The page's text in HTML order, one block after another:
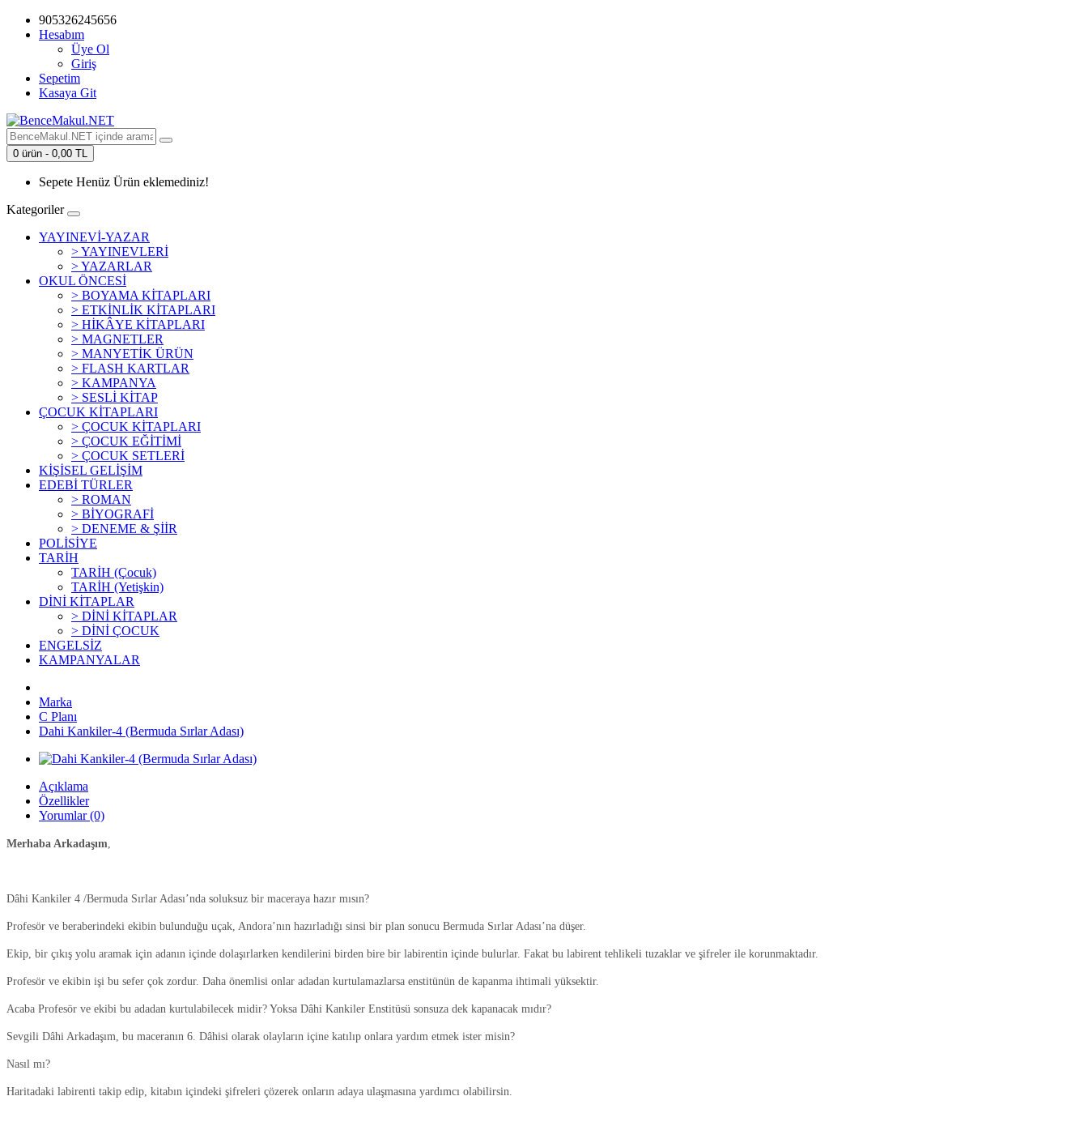
905326245656
Hesabım
Üye Ol
Giriş
Sepetim
Kasaya Git
0 ürün - 0,00 TL
Sepete Henüz Ürün eklemediniz!
Kategoriler
YAYINEVİ-YAZAR
> YAYINEVLERİ
> YAZARLAR
OKUL ÖNCESİ
> BOYAMA KİTAPLARI
> ETKİNLİK KİTAPLARI
> HİKÂYE KİTAPLARI
> MAGNETLER
> MANYETİK ÜRÜN
> FLASH KARTLAR
> KAMPANYA
> SESLİ KİTAP
ÇOCUK KİTAPLARI
> ÇOCUK KİTAPLARI
> ÇOCUK EĞİTİMİ
> ÇOCUK SETLERİ
KİŞİSEL GELİŞİM
EDEBİ TÜRLER
> ROMAN
> BİYOGRAFİ
> DENEME & ŞİİR
POLİSİYE
TARİH
TARİH (Çocuk)
TARİH (Yetişkin)
DİNİ KİTAPLAR
> DİNİ KİTAPLAR
> DİNİ ÇOCUK
ENGELSİZ
KAMPANYALAR
Marka
C Planı
Dahi Kankiler-4 (Bermuda Sırlar Adası)
Açıklama
Özellikler
Yorumlar (0)
Merhaba Arkadaşım,
Dâhi Kankiler 4 /Bermuda Sırlar Adası’nda soluksuz bir maceraya hazır mısın?
Profesör ve beraberindeki ekibin bulunduğu uçak, Andora’nın hazırladığı sinsi bir plan sonucu Bermuda Sırlar Adası’na düşer.
Ekip, bir çıkış yolu aramak için adanın içinde dolaşırlarken kendilerini birden bire bir labirentin içinde bulurlar. Fakat bu labirent tehlikeli tuzaklar ve şifreler ile korunmaktadır.
Profesör ve ekibin işi bu sefer çok zordur. Daha önemlisi onlar adadan kurtulamazlarsa enstitünün de kapanma ihtimali yüksektir.
Acaba Profesör ve ekibi bu adadan kurtulabilecek midir? Yoksa Dâhi Kankiler Enstitüsü sonsuza dek kapanacak mıdır?
Sevgili Dâhi Arkadaşım, bu maceranın 6. Dâhisi olarak olayların içine katılıp onlara yardım etmek ister misin?
Nasıl mı?
Haritadaki labirenti takip edip, kitabın içindeki şifreleri çözerek onların adaya ulaşmasına yardımcı olabilirsin.